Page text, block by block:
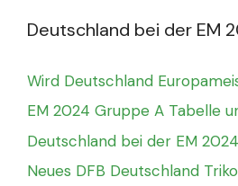
Deutschland bei der EM
Wird Deutschland
EM 2024 Gruppe A Tabelle
Deutschland bei der EM 2024
Neues DFB Deutschland